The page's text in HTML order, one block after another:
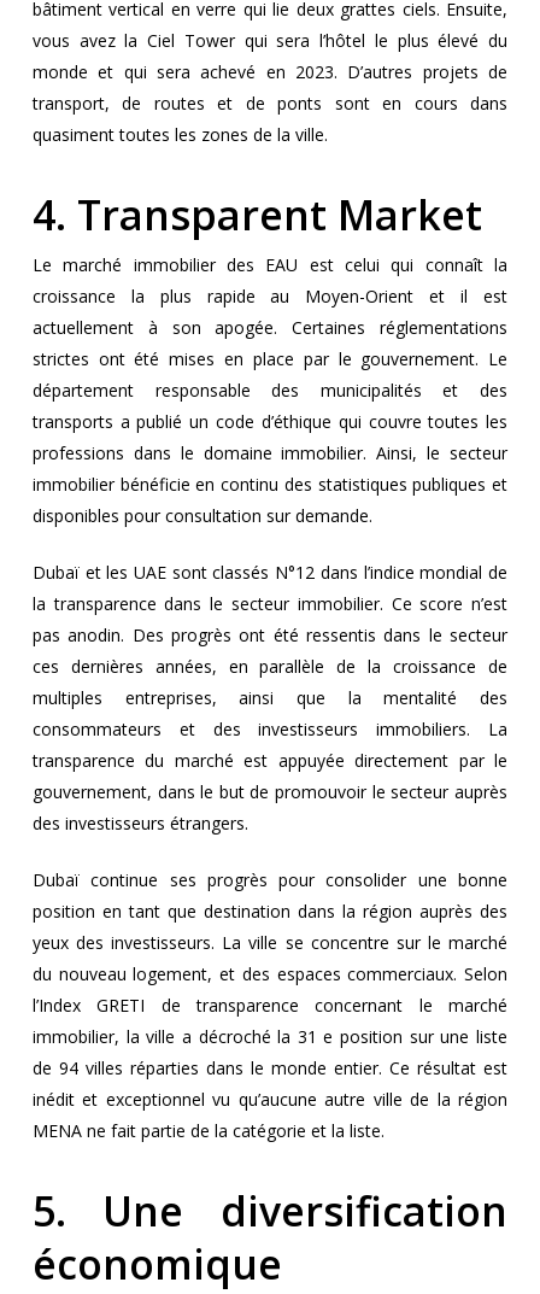
bâtiment vertical en verre qui lie deux grattes ciels. Ensuite,
vous avez la Ciel Tower qui sera l’hôtel le plus élevé du
monde et qui sera achevé en 2023. D’autres projets de
transport, de routes et de ponts sont en cours dans
quasiment toutes les zones de la ville.
4. Transparent Market
Le marché immobilier des EAU est celui qui connaît la
croissance la plus rapide au Moyen-Orient et il est
actuellement à son apogée. Certaines réglementations
strictes ont été mises en place par le gouvernement. Le
département responsable des municipalités et des
transports a publié un code d’éthique qui couvre toutes les
professions dans le domaine immobilier. Ainsi, le secteur
immobilier bénéficie en continu des statistiques publiques et
disponibles pour consultation sur demande.
Dubaï et les UAE sont classés N°12 dans l’indice mondial de
la transparence dans le secteur immobilier. Ce score n’est
pas anodin. Des progrès ont été ressentis dans le secteur
ces dernières années, en parallèle de la croissance de
multiples entreprises, ainsi que la mentalité des
consommateurs et des investisseurs immobiliers. La
transparence du marché est appuyée directement par le
gouvernement, dans le but de promouvoir le secteur auprès
des investisseurs étrangers.
Dubaï continue ses progrès pour consolider une bonne
position en tant que destination dans la région auprès des
yeux des investisseurs. La ville se concentre sur le marché
du nouveau logement, et des espaces commerciaux. Selon
l’Index GRETI de transparence concernant le marché
immobilier, la ville a décroché la 31 e position sur une liste
de 94 villes réparties dans le monde entier. Ce résultat est
inédit et exceptionnel vu qu’aucune autre ville de la région
MENA ne fait partie de la catégorie et la liste.
5. Une diversification
économique